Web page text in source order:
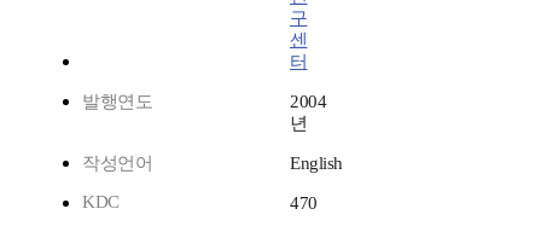
구
센
터
발행연도
2004
년
작성언어
English
KDC
470